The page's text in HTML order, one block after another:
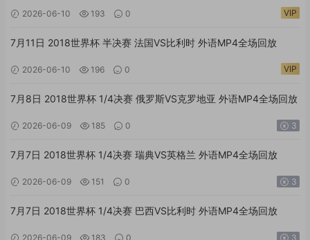
2026-06-10 193 0 VIP
7月11日 2018世界杯 半决赛 法国VS比利时 外语MP4全场回放
2026-06-10 196 0 VIP
7月8日 2018世界杯 1/4决赛 俄罗斯VS克罗地亚 外语MP4全场回放
2026-06-09 185 0 3
7月7日 2018世界杯 1/4决赛 瑞典VS英格兰 外语MP4全场回放
2026-06-09 151 0 3
7月7日 2018世界杯 1/4决赛 巴西VS比利时 外语MP4全场回放
2026-06-09 183 0 3